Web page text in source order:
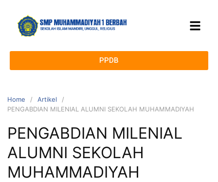
PPDB
Home
Artikel
PENGABDIAN MILENIAL ALUMNI SEKOLAH MUHAMMADIYAH
PENGABDIAN MILENIAL
ALUMNI SEKOLAH
MUHAMMADIYAH